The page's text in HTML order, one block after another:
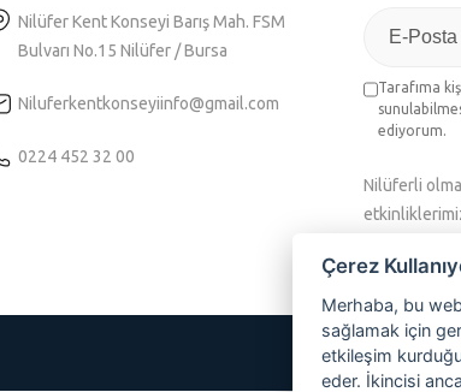
Nilüfer Kent Konseyi Barış Mah. FSM
Bulvarı No.15 Nilüfer / Bursa
Niluferkentkonseyiinfo@gmail.com
0224 452 32 00
Tarafıma
ediyorum.
Nilüferli
yazınız
Çerez
Merhaba, bu
sağlamak için
etkileşim
eder. İkincisi